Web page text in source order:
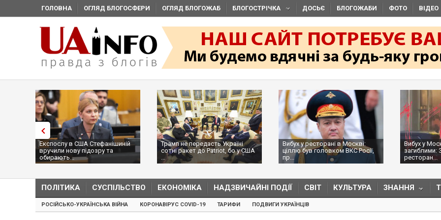
ГОЛОВНА ОГЛЯД БЛОГОСФЕРИ ОГЛЯД БЛОГОЖАБ БЛОГОСТРІЧКА ДОСЬЄ БЛОГОЖАБИ ФОТО ВІДЕО
Експослу в США Стефанішиній
вручили нову підозру та
обирають...
Трамп не передасть Україні
сотні ракет до Patriot, бо у США
...
Вибух у ресторані в Москві:
ціллю був головком ВКС Росії,
пр...
Вибух у
загиблими:
ресторан...
ПОЛІТИКА СУСПІЛЬСТВО ЕКОНОМІКА НАДЗВИЧАЙНІ ПОДІЇ СВІТ КУЛЬТУРА ЗНАННЯ
РОСІЙСЬКО-УКРАЇНСЬКА ВІЙНА КОРОНАВІРУС COVID-19 ТАРИФИ ПОДВИГИ УКРАЇНЦІВ